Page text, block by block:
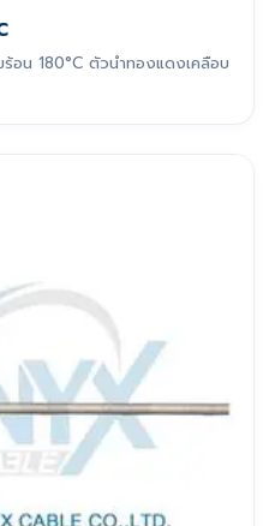
อน 180°C ตัวนำทองแดงเคลือบ